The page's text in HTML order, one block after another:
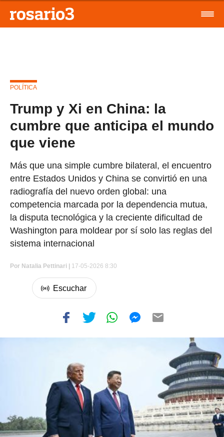
POLÍTICA
Trump y Xi en China: la
cumbre que anticipa el mundo
que viene
Más que una simple cumbre bilateral, el encuentro
entre Estados Unidos y China se convirtió en una
radiografía del nuevo orden global: una
competencia marcada por la dependencia mutua,
la disputa tecnológica y la creciente dificultad de
Washington para moldear por sí solo las reglas del
sistema internacional
Por Natalia Pettinari | 17-05-2026 8:30